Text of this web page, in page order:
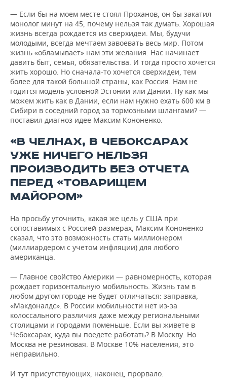
— Если бы на моем месте стоял Проханов, он бы закатил
монолог минут на 45, почему нельзя так думать. Хорошая
жизнь всегда рождается из сверхидеи. Мы, будучи
молодыми, всегда мечтаем завоевать весь мир. Потом
жизнь «обламывает» нам эти желания. Нас начинает
давить быт, семья, обязательства. И тогда просто хочется
жить хорошо. Но сначала-то хочется сверхидеи, тем
более для такой большой страны, как Россия. Нам не
годится модель условной Эстонии или Дании. Ну как мы
можем жить как в Дании, если нам нужно ехать 600 км в
Сибири в соседний город за тормозными шлангами? —
поставил диагноз идее Максим Кононенко.
«В ЧЕЛНАХ, В ЧЕБОКСАРАХ
УЖЕ НИЧЕГО НЕЛЬЗЯ
ПРОИЗВОДИТЬ БЕЗ ОТЧЕТА
ПЕРЕД «ТОВАРИЩЕМ
МАЙОРОМ»
На просьбу уточнить, какая же цель у США при
сопоставимых с Россией размерах, Максим Кононенко
сказал, что это возможность стать миллионером
(миллиардером с учетом инфляции) для любого
американца.
— Главное свойство Америки — равномерность, которая
рождает горизонтальную мобильность. Жизнь там в
любом другом городе не будет отличаться: заправка,
«Макдоналдс». В России мобильности нет из-за
колоссального различия даже между региональными
столицами и городами поменьше. Если вы живете в
Чебоксарах, куда вы поедете работать? В Москву. Но
Москва не резиновая. В Москве 10% населения, это
неправильно.
И тут присутствующих, наконец, прорвало.